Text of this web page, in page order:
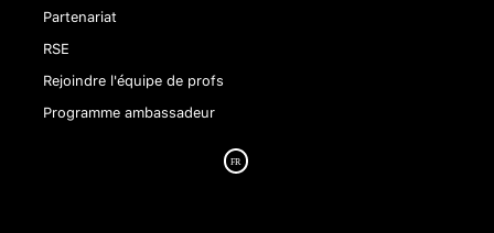
Partenariat
RSE
Rejoindre l'équipe de profs
Programme ambassadeur